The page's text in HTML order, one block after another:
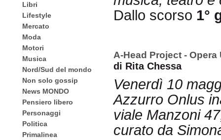
Libri
Lifestyle
Mercato
Moda
Motori
Musica
Nord/Sud del mondo
Non solo gossip
News MONDO
Pensiero libero
Personaggi
Politica
Primalinea
Dallo scorso 1°
A-Head Project - Opera
di Rita Chessa
Venerdì 10
Azzurro Onlus
viale Manzoni
curato da